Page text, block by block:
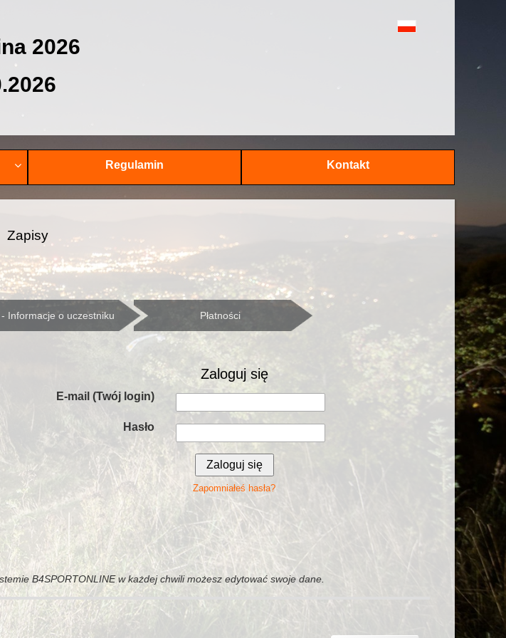
2026
Regulamin Kontakt
Zapisy
Informacje o uczestniku Płatności
Zaloguj się
E-mail (Twój login)
Hasło
Zapomniałeś hasła?
B4SPORTONLINE w każdej chwili możesz edytować swoje dane.